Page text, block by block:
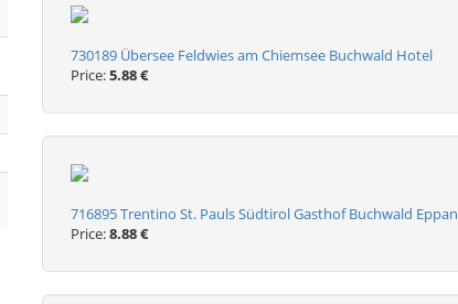
730189 Übersee Feldwies am Chiemsee Buchwald Hotel
Price:5.88 €
716895 Trentino St. Pauls Südtirol Gasthof Buchwald Eppan
Price:8.88 €